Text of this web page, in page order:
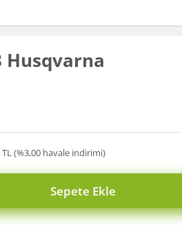
Husqvarna
TL (%3,00 havale indirimi)
Sepete Ekle